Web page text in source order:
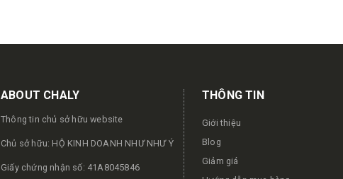
ABOUT CHALY
Thông tin chủ sở hữu website
Chủ sở hữu: HỘ KINH DOANH NHƯ NHƯ Ý
Giấy chứng nhận số: 41A8045846
THÔNG TIN
Giới thiệu
Blog
Giảm giá